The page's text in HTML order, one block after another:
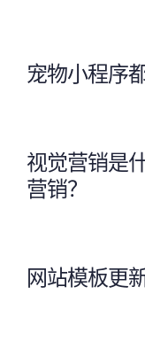
宠物小程序
视觉营销是
营销？
网站模板更